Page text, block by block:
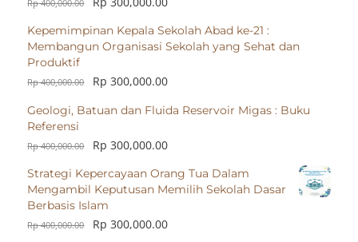
Rp400,000.00
Kepemimpinan Kepala Sekolah Abad ke-21 :
Membangun Organisasi Sekolah yang Sehat dan
Produktif
Rp400,000.00 Rp 300,000.00
Geologi, Batuan dan Fluida Reservoir Migas : Buku
Referensi
Rp400,000.00 Rp 300,000.00
Strategi Kepercayaan Orang Tua Dalam
Mengambil Keputusan Memilih Sekolah Dasar
Berbasis Islam
Rp400,000.00 Rp 300,000.00